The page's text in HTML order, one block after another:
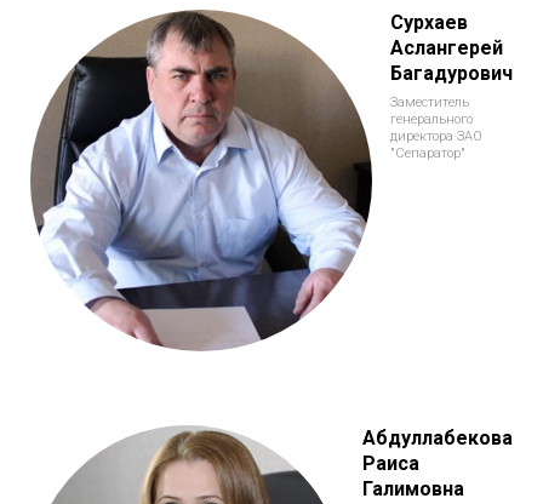
Сурхаев
Аслангерей
Багадурович
Заместитель
генерального
директора ЗАО
"Сепаратор"
Абдуллабекова
Раиса
Галимовна